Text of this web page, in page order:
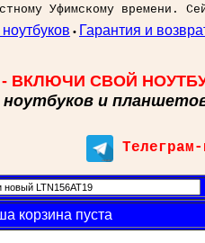
Уфимскому времени.
• Гарантия и
- ВКЛЮЧИ СВОЙ
ноутбуков и
корзина пуста